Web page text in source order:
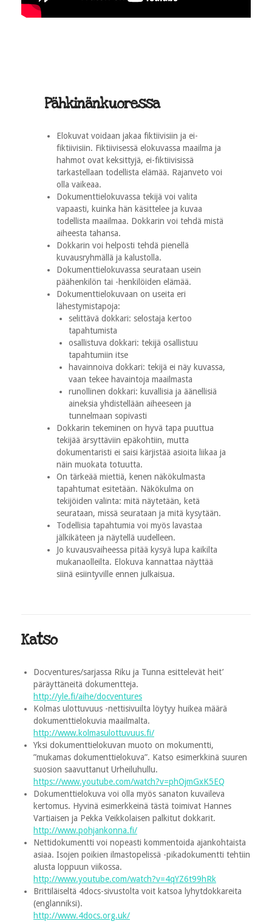
Pähkinänkuoressa
Elokuvat voidaan jakaa fiktiivisiin ja ei-
fiktiivisiin. Fiktiivisessä elokuvassa maailma ja
hahmot ovat keksittyjä, ei-fiktiivisissä
tarkastellaan todellista elämää. Rajanveto voi
olla vaikeaa.
Dokumenttielokuvassa tekijä voi valita
vapaasti, kuinka hän käsittelee ja kuvaa
todellista maailmaa. Dokkarin voi tehdä mistä
aiheesta tahansa.
Dokkarin voi helposti tehdä pienellä
kuvausryhmällä ja kalustolla.
Dokumenttielokuvassa seurataan usein
päähenkilön tai -henkilöiden elämää.
Dokumenttielokuvaan on useita eri
lähestymistapoja:
selittävä dokkari: selostaja kertoo
tapahtumista
osallistuva dokkari: tekijä osallistuu
tapahtumiin itse
havainnoiva dokkari: tekijä ei näy kuvassa,
vaan tekee havaintoja maailmasta
runollinen dokkari: kuvallisia ja äänellisiä
aineksia yhdistellään aiheeseen ja
tunnelmaan sopivasti
Dokkarin tekeminen on hyvä tapa puuttua
tekijää ärsyttäviin epäkohtiin, mutta
dokumentaristi ei saisi kärjistää asioita liikaa ja
näin muokata totuutta.
On tärkeää miettiä, kenen näkökulmasta
tapahtumat esitetään. Näkökulma on
tekijöiden valinta: mitä näytetään, ketä
seurataan, missä seurataan ja mitä kysytään.
Todellisia tapahtumia voi myös lavastaa
jälkikäteen ja näytellä uudelleen.
Jo kuvausvaiheessa pitää kysyä lupa kaikilta
mukanaolleilta. Elokuva kannattaa näyttää
siinä esiintyville ennen julkaisua.
Katso
Docventures/sarjassa Riku ja Tunna esittelevät heit’
päräyttäneitä dokumentteja.
http://yle.fi/aihe/docventures
Kolmas ulottuvuus -nettisivuilta löytyy huikea määrä
dokumenttielokuvia maailmalta.
http://www.kolmasulottuvuus.fi/
Yksi dokumenttielokuvan muoto on mokumentti,
”mukamas dokumenttielokuva”. Katso esimerkkinä suuren
suosion saavuttanut Urheiluhullu.
https://www.youtube.com/watch?v=phOjmGxK5EQ
Dokumenttielokuva voi olla myös sanaton kuvaileva
kertomus. Hyvinä esimerkkeinä tästä toimivat Hannes
Vartiaisen ja Pekka Veikkolaisen palkitut dokkarit.
http://www.pohjankonna.fi/
Nettidokumentti voi nopeasti kommentoida ajankohtaista
asiaa. Isojen poikien ilmastopelissä -pikadokumentti tehtiin
alusta loppuun viikossa.
http://www.youtube.com/watch?v=4qYZ6t99hRk
Brittiläiseltä 4docs-sivustolta voit katsoa lyhytdokkareita
(englanniksi).
http://www.4docs.org.uk/